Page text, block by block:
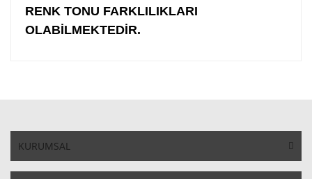
RENK TONU FARKLILIKLARI
OLABİLMEKTEDİR.
KURUMSAL